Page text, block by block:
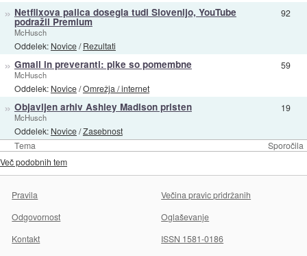
Tema Sporočila
» Netflixova palica dosegla tudi Slovenijo, YouTube
podražil Premium
McHusch
Oddelek: Novice/Rezultati
92
» Gmail in preveranti: pike so pomembne
McHusch
Oddelek: Novice/Omrežja / internet
59
» Objavljen arhiv Ashley Madison pristen
McHusch
Oddelek: Novice/Zasebnost
19
Več podobnih tem
Pravila
Večina pravic pridržanih
Odgovornost
Oglaševanje
Kontakt
ISSN 1581-0186